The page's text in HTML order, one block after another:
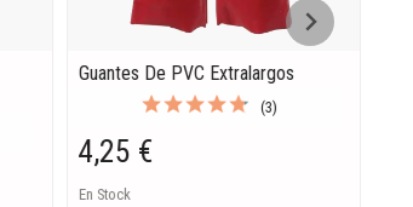
Guantes De PVC Extralargos
(3)
4,25 €
En Stock